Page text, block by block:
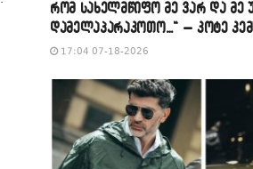
რომ სახელმწიფო მე ვარ და მე
დამელაპარაკოთო…“ – კოტე
17:04 07-18-2026